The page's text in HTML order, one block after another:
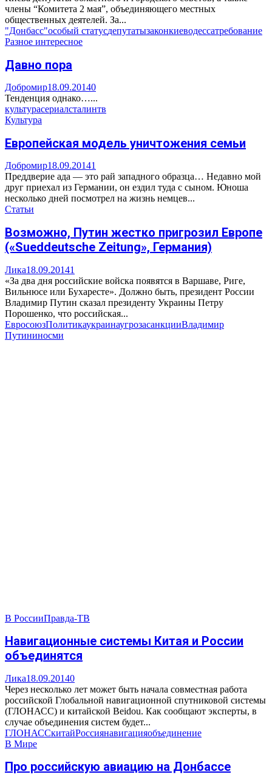
члены “Комитета 2 мая”, объединяющего местных
общественных деятелей. За...
"Донбасс"особый статусдепутатызаконкиеводессатребование
Разное интересное
Давно пора
Добромир18.09.20140
Тенденция однако…...
культурасериалсталинтв
Культура
Европейская модель уничтожения семьи
Добромир18.09.20141
Преддверие ада — это рай западного образца… Недавно мой
друг приехал из Германии, он ездил туда с сыном. Юноша
несколько дней посмотрел на жизнь немцев...
Статьи
Возможно, Путин жестко пригрозил Европе
(«Sueddeutsche Zeitung», Германия)
Лика18.09.20141
«За два дня российские войска появятся в Варшаве, Риге,
Вильнюсе или Бухаресте». Должно быть, президент России
Владимир Путин сказал президенту Украины Петру
Порошенко, что российская...
ЕвросоюзПолитикаукраинаугрозасанкцииВладимир
Путининосми
В РоссииПравда-ТВ
Навигационные системы Китая и России
объединятся
Лика18.09.20140
Через несколько лет может быть начала совместная работа
российской Глобальной навигационной спутниковой системы
(ГЛОНАСС) и китайской Beidou. Как сообщают эксперты, в
случае объединения систем будет...
ГЛОНАССкитайРоссиянавигацияобъединение
В Мире
Про российскую авиацию на Донбассе